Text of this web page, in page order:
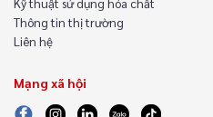
Kỹ thuật sử dụng hóa chất
Thông tin thị trường
Liên hệ
Mạng xã hội